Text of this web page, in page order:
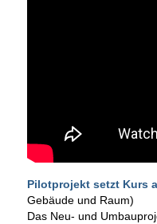
Pilotprojekt setzt Kurs
Gebäude und Raum)
Das Neu- und